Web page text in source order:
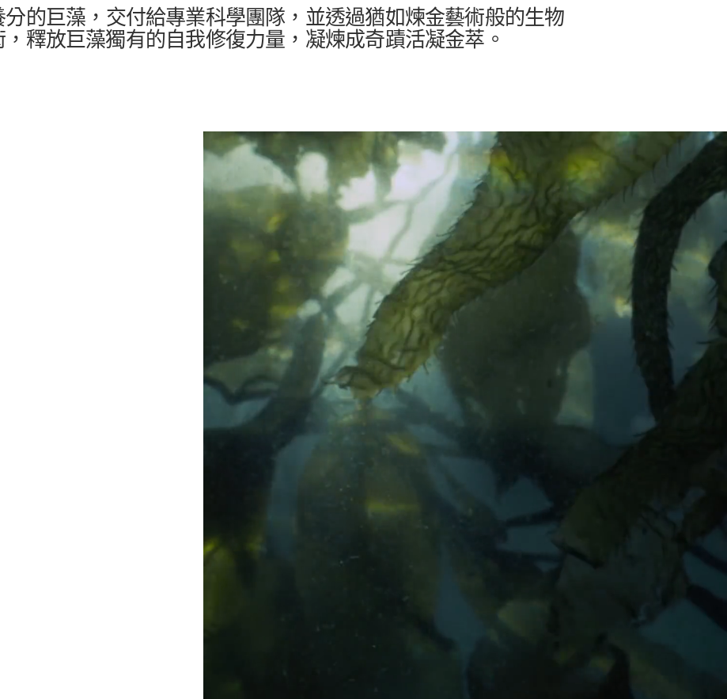
的巨藻，交付給專業科學團隊，並透過猶如煉金藝術般的生物
釋放巨藻獨有的自我修復力量，凝煉成奇蹟活凝金萃。